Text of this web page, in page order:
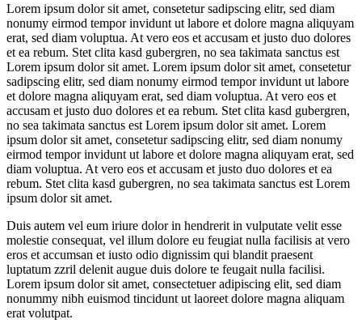
Lorem ipsum dolor sit amet, consetetur sadipscing elitr, sed diam
nonumy eirmod tempor invidunt ut labore et dolore magna aliquyam
erat, sed diam voluptua. At vero eos et accusam et justo duo dolores
et ea rebum. Stet clita kasd gubergren, no sea takimata sanctus est
Lorem ipsum dolor sit amet. Lorem ipsum dolor sit amet, consetetur
sadipscing elitr, sed diam nonumy eirmod tempor invidunt ut labore
et dolore magna aliquyam erat, sed diam voluptua. At vero eos et
accusam et justo duo dolores et ea rebum. Stet clita kasd gubergren,
no sea takimata sanctus est Lorem ipsum dolor sit amet. Lorem
ipsum dolor sit amet, consetetur sadipscing elitr, sed diam nonumy
eirmod tempor invidunt ut labore et dolore magna aliquyam erat, sed
diam voluptua. At vero eos et accusam et justo duo dolores et ea
rebum. Stet clita kasd gubergren, no sea takimata sanctus est Lorem
ipsum dolor sit amet.
Duis autem vel eum iriure dolor in hendrerit in vulputate velit esse
molestie consequat, vel illum dolore eu feugiat nulla facilisis at vero
eros et accumsan et iusto odio dignissim qui blandit praesent
luptatum zzril delenit augue duis dolore te feugait nulla facilisi.
Lorem ipsum dolor sit amet, consectetuer adipiscing elit, sed diam
nonummy nibh euismod tincidunt ut laoreet dolore magna aliquam
erat volutpat.